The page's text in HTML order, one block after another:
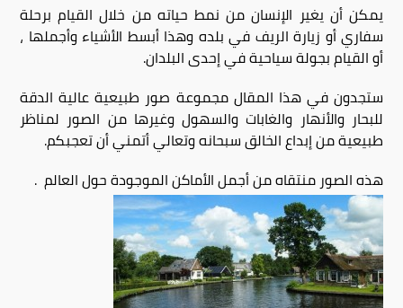
يمكن أن يغير الإنسان من نمط حياته من خلال القيام برحلة
سفاري أو زيارة الريف في بلده وهذا أبسط الأشياء وأجملها ،
أو القيام بجولة سياحية في إحدى البلدان.
ستجدون في هذا المقال مجموعة صور طبيعية عالية الدقة
للبحار والأنهار والغابات والسهول وغيرها من الصور لمناظر
طبيعية من إبداع الخالق سبحانه وتعالي أتمني أن تعجبكم.
هذه الصور منتقاه من أجمل الأماكن الموجودة حول العالم .